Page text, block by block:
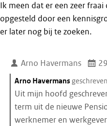
Ik meen dat er een zeer
opgesteld door een
er later nog bij te zoeken.
Arno Havermans
Citaat
starten
Arno Havermans
Uit mijn hoofd
term uit de nieuwe
werknemer en